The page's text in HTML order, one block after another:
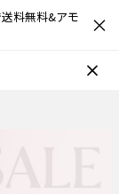
料無料&アモ
×
おう